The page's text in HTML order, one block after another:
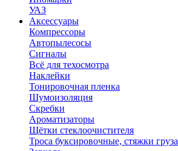
УАЗ
Аксесcуары
Компрессоры
Автопылесосы
Сигналы
Всё для техосмотра
Наклейки
Тонировочная пленка
Шумоизоляция
Скребки
Ароматизаторы
Щётки стеклоочистителя
Троса буксировочные, стяжки груза